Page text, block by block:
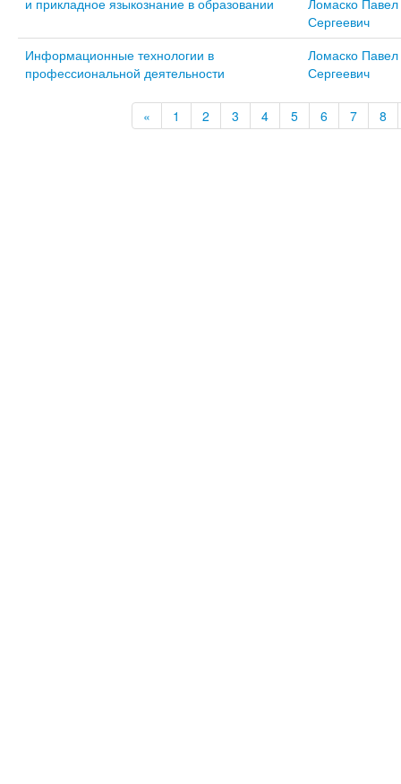
и прикладное языкознание в образовании
Ломаско Павел
Сергеевич
Информационные технологии в
профессиональной деятельности
Ломаско Павел
Сергеевич
« 1 2 3 4 5 6 7 8